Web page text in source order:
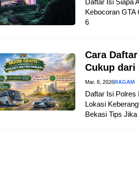
Daftar Isi Siapa
Kebocoran GTA
6
Cara
Cukup dari
Mar. 8, 2026RAGAM
Daftar Isi Polres
Lokasi
Bekasi Tips Jika